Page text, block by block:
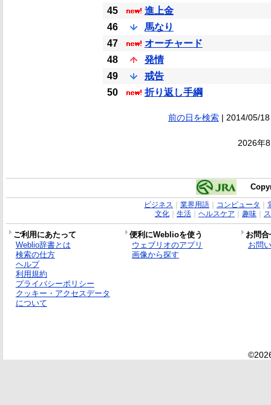
45
進上金
46
馬なり
47
オーチャード
48
発情
49
戒告
50
折り返し手綱
前の日を検索| 2014/05/
2026年
ビジネス 業界用語｜ コンピュータ
文化｜ 生活｜ ヘルスケア 趣味｜
ご利用にあたって 便利にWeblioを使う
お問
Weblio辞書とは
検索の仕方
ヘルプ
利用規約
プライバシーポリシー
クッキー・アクセスデータ
について
ウェブリオのアプリ
画像から探す
お問